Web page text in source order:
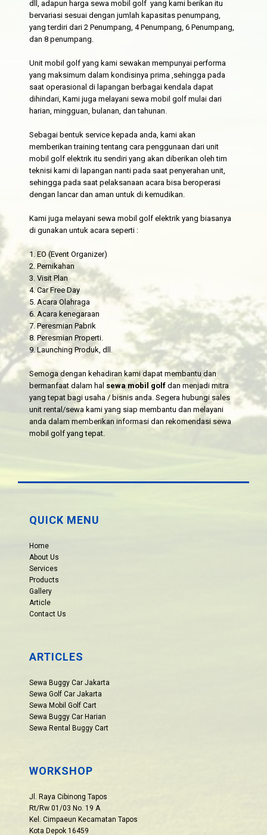
dll, adapun harga sewa mobil golf yang kami berikan itu
bervariasi sesuai dengan jumlah kapasitas penumpang,
yang terdiri dari 2 Penumpang, 4 Penumpang, 6 Penumpang,
dan 8 penumpang.
Unit mobil golf yang kami sewakan mempunyai performa
yang maksimum dalam kondisinya prima ,sehingga pada
saat operasional di lapangan berbagai kendala dapat
dihindari, Kami juga melayani sewa mobil golf mulai dari
harian, mingguan, bulanan, dan tahunan.
Sebagai bentuk service kepada anda, kami akan
memberikan training tentang cara penggunaan dari unit
mobil golf elektrik itu sendiri yang akan diberikan oleh tim
teknisi kami di lapangan nanti pada saat penyerahan unit,
sehingga pada saat pelaksanaan acara bisa beroperasi
dengan lancar dan aman untuk di kemudikan.
Kami juga melayani sewa mobil golf elektrik yang biasanya
di gunakan untuk acara seperti :
1. EO (Event Organizer)
2. Pernikahan
3. Visit Plan
4. Car Free Day
5. Acara Olahraga
6. Acara kenegaraan
7. Peresmian Pabrik
8. Peresmian Properti.
9. Launching Produk, dll.
Semoga dengan kehadiran kami dapat membantu dan
bermanfaat dalam hal sewa mobil golf dan menjadi mitra
yang tepat bagi usaha / bisnis anda. Segera hubungi sales
unit rental/sewa kami yang siap membantu dan melayani
anda dalam memberikan informasi dan rekomendasi sewa
mobil golf yang tepat.
QUICK MENU
Home
About Us
Services
Products
Gallery
Article
Contact Us
ARTICLES
Sewa Buggy Car Jakarta
Sewa Golf Car Jakarta
Sewa Mobil Golf Cart
Sewa Buggy Car Harian
Sewa Rental Buggy Cart
WORKSHOP
Jl. Raya Cibinong Tapos
Rt/Rw 01/03 No. 19 A
Kel. Cimpaeun Kecamatan Tapos
Kota Depok 16459